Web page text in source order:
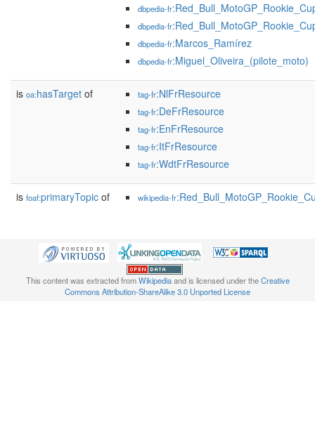
dbpedia-fr
dbpedia-fr
dbpedia-fr:Marcos_Ramírez
dbpedia-fr:Miguel_Oliveira_(pilote_moto)
is oa:hasTarget of tag-fr:NlFrResource
tag-fr:DeFrResource
tag-fr:EnFrResource
tag-fr:ItFrResource
tag-fr:WdtFrResource
is foaf:primaryTopic of wikipedia-fr
This content was extracted fromWikipediaand is licensed under theCreative
Commons Attribution-ShareAlike 3.0 Unported License